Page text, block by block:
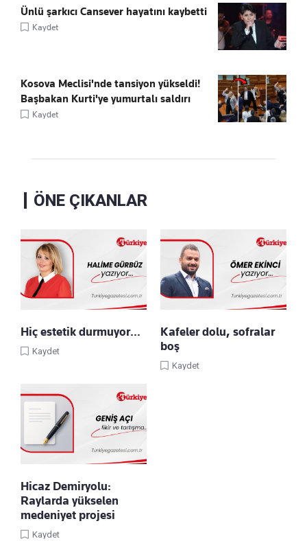
Ünlü şarkıcı Cansever hayatını kaybetti
Kaydet
Kosova Meclisi'nde tansiyon yükseldi!
Başbakan Kurti'ye yumurtalı saldırı
Kaydet
ÖNE ÇIKANLAR
Hiç estetik durmuyor…
Kaydet
Kafeler dolu, sofralar
boş
Kaydet
Hicaz Demiryolu:
Raylarda yükselen
medeniyet projesi
Kaydet